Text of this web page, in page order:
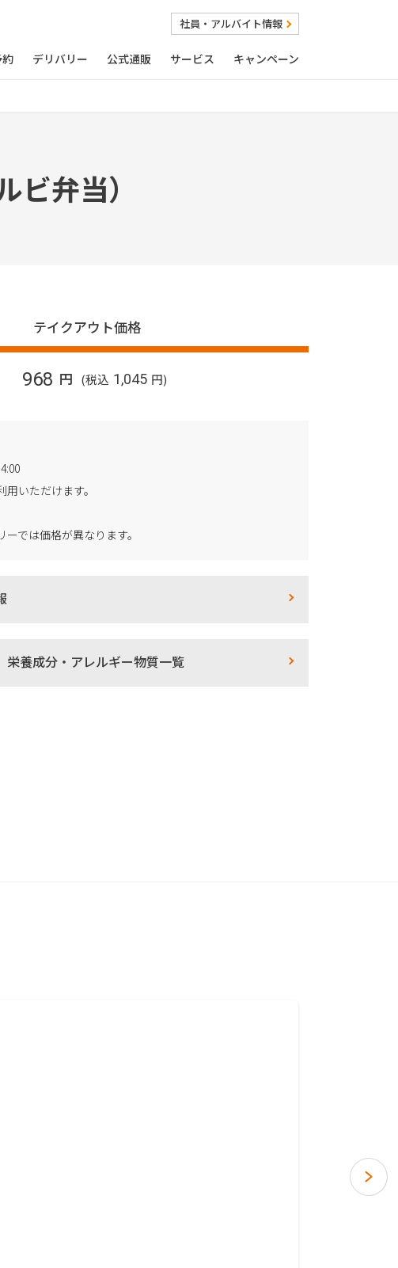
社員・アルバイト情報
デリバリー 公式通販 サービス キャンペーン
弁当）
テイクアウト価格
968 円 (税込 1,045 円)
いただけます。
では価格が異なります。
養成分・アレルギー物質一覧